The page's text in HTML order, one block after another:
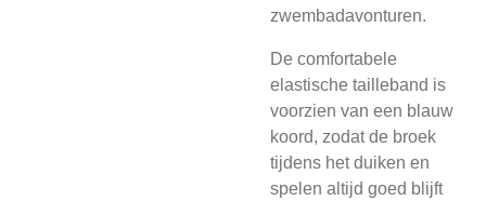
zwembadavonturen.
De comfortabele
elastische tailleband is
voorzien van een blauw
koord, zodat de broek
tijdens het duiken en
spelen altijd goed blijft